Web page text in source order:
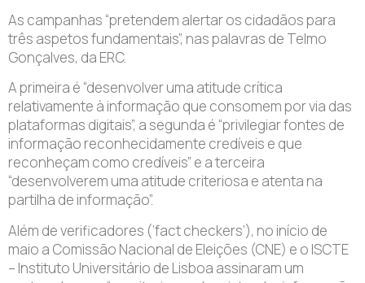
As campanhas “pretendem alertar os cidadãos para
três aspetos fundamentais”, nas palavras de Telmo
Gonçalves, da ERC.
A primeira é “desenvolver uma atitude crítica
relativamente à informação que consomem por via das
plataformas digitais”, a segunda é “privilegiar fontes de
informação reconhecidamente credíveis e que
reconheçam como credíveis” e a terceira
“desenvolverem uma atitude criteriosa e atenta na
partilha de informação”.
Além de verificadores (‘fact checkers’), no início de
maio a Comissão Nacional de Eleições (CNE) e o ISCTE
– Instituto Universitário de Lisboa assinaram um